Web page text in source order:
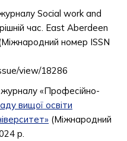
Social work and
час. East Aberdeen
номер ISSN
view/18286
«Професійно-
вищої освіти
(Міжнародний
р.